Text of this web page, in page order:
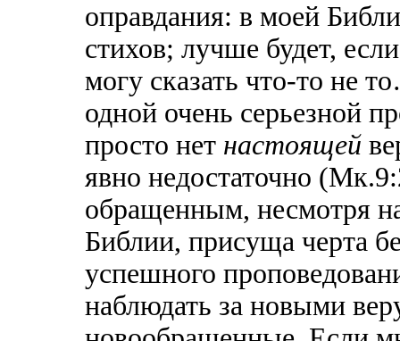
оправдания: в моей
стихов; лучше будет,
могу сказать что-то не
одной очень серьезной
просто нет настоящей
явно недостаточно
обращенным, несмотря
Библии, присуща черта
успешного
наблюдать за новыми